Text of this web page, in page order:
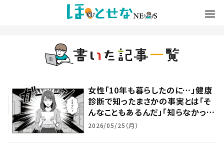
女性「10年も暮らしたのに…」健康
診断で知ったまさかの事実とは「そ
んなこともあるんだ」「知らなかっ
た」
2026/05/25（月）